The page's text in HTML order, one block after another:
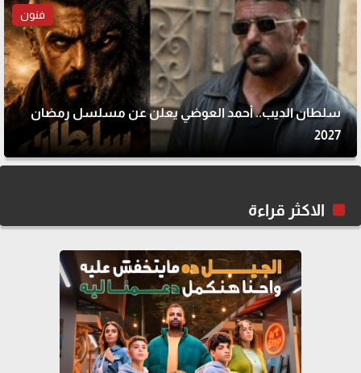
فنون
سلطان الديب.. أحمد العوضي يعلن عن مسلسل رمضان
2027
الاكثر قراءة